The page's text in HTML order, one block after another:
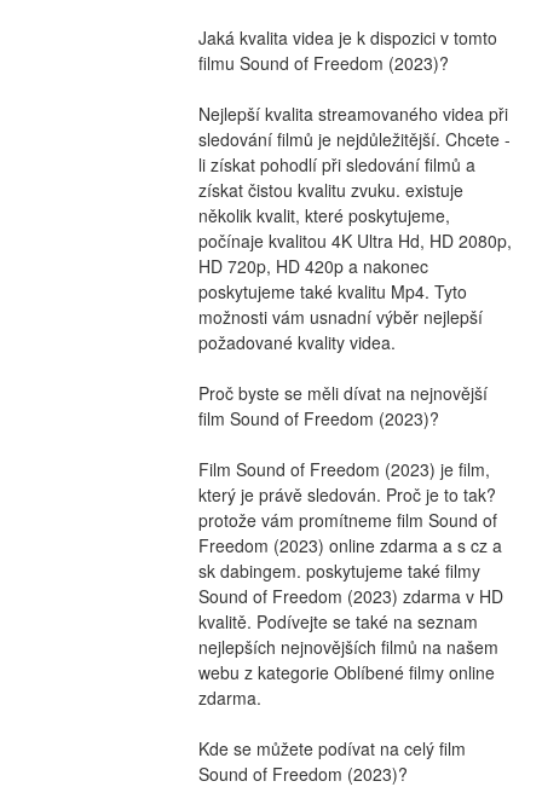
Jaká kvalita videa je k dispozici v tomto
filmu Sound of Freedom (2023)?
Nejlepší kvalita streamovaného videa při
sledování filmů je nejdůležitější. Chcete -
li získat pohodlí při sledování filmů a
získat čistou kvalitu zvuku. existuje
několik kvalit, které poskytujeme,
počínaje kvalitou 4K Ultra Hd, HD 2080p,
HD 720p, HD 420p a nakonec
poskytujeme také kvalitu Mp4. Tyto
možnosti vám usnadní výběr nejlepší
požadované kvality videa.
Proč byste se měli dívat na nejnovější
film Sound of Freedom (2023)?
Film Sound of Freedom (2023) je film,
který je právě sledován. Proč je to tak?
protože vám promítneme film Sound of
Freedom (2023) online zdarma a s cz a
sk dabingem. poskytujeme také filmy
Sound of Freedom (2023) zdarma v HD
kvalitě. Podívejte se také na seznam
nejlepších nejnovějších filmů na našem
webu z kategorie Oblíbené filmy online
zdarma.
Kde se můžete podívat na celý film
Sound of Freedom (2023)?